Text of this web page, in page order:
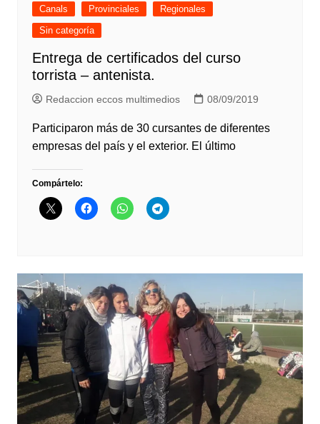
Canals Provinciales
Regionales
Sin categoría
Entrega de certificados del curso
torrista – antenista.
Redaccion eccos multimedios 08/09/2019
Participaron más de 30 cursantes de diferentes
empresas del país y el exterior. El último
Compártelo: